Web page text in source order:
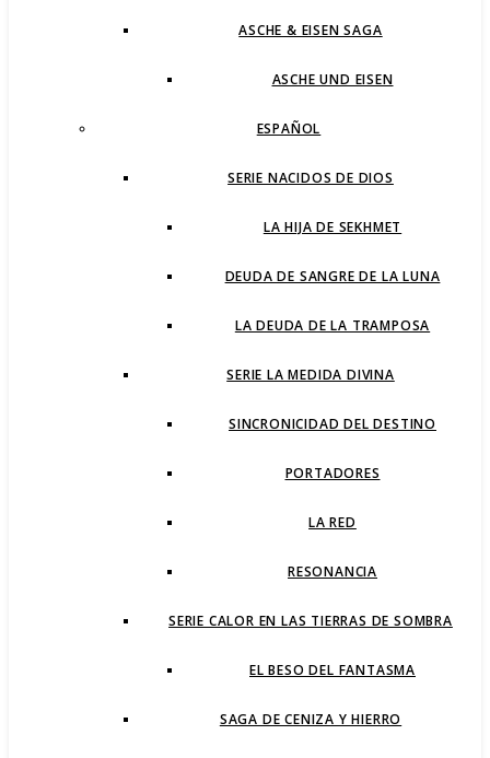
ASCHE & EISEN SAGA
ASCHE UND EISEN
ESPAÑOL
SERIE NACIDOS DE DIOS
LA HIJA DE SEKHMET
DEUDA DE SANGRE DE LA LUNA
LA DEUDA DE LA TRAMPOSA
SERIE LA MEDIDA DIVINA
SINCRONICIDAD DEL DESTINO
PORTADORES
LA RED
RESONANCIA
SERIE CALOR EN LAS TIERRAS DE SOMBRA
EL BESO DEL FANTASMA
SAGA DE CENIZA Y HIERRO